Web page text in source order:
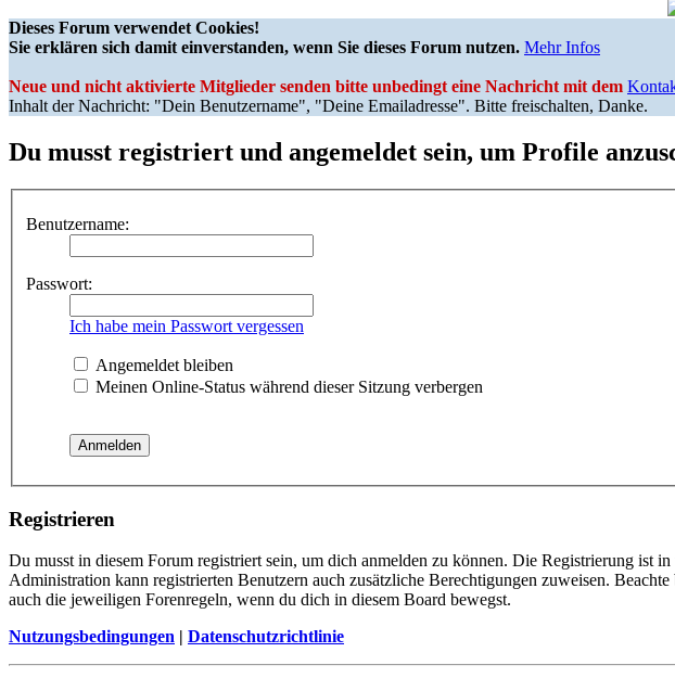
Dieses Forum verwendet Cookies!
Sie erklären sich damit einverstanden, wenn Sie dieses Forum nutzen. Mehr Infos
Neue und nicht aktivierte Mitglieder senden bitte unbedingt eine Nachricht mit dem
Inhalt der Nachricht: "Dein Benutzername", "Deine Emailadresse". Bitte freischalten, Danke.
Du musst registriert und angemeldet sein, um Profile
Benutzername:
Passwort:
Ich habe mein Passwort vergessen
Angemeldet bleiben
Meinen Online-Status während dieser Sitzung verbergen
Registrieren
Du musst in diesem Forum registriert sein, um dich anmelden zu können. Die Registrierung
Administration kann registrierten Benutzern auch zusätzliche Berechtigungen zuweisen.
auch die jeweiligen Forenregeln, wenn du dich in diesem Board bewegst.
Nutzungsbedingungen | Datenschutzrichtlinie